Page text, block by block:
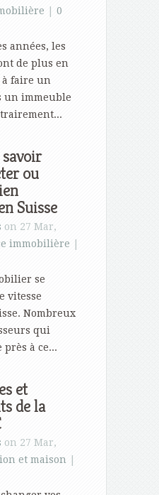
0
années, les
de plus en
faire un
un immeuble
savoir
ou
Suisse
on 27 Mar,
immobilière
se
vitesse
Nombreux
qui
près à ce...
et
de la
on 27 Mar,
et maison